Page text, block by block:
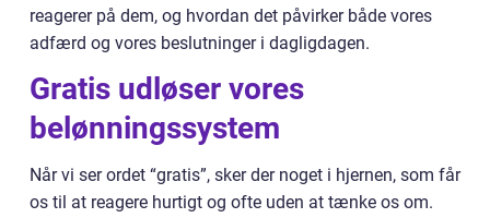
reagerer på dem, og hvordan det påvirker både vores
adfærd og vores beslutninger i dagligdagen.
Gratis udløser vores
belønningssystem
Når vi ser ordet “gratis”, sker der noget i hjernen, som får
os til at reagere hurtigt og ofte uden at tænke os om.